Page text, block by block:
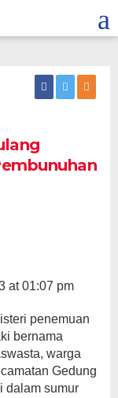
at 01:07 pm
penemuan
bernama
warga
Gedung
dalam sumur